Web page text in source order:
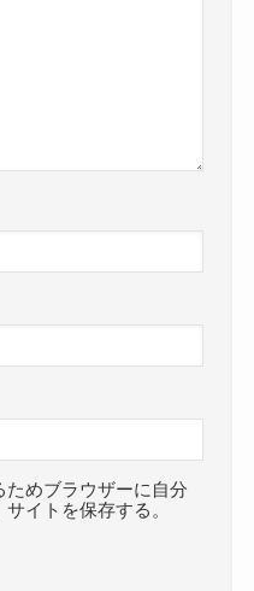
めブラウザーに自分
イトを保存する。